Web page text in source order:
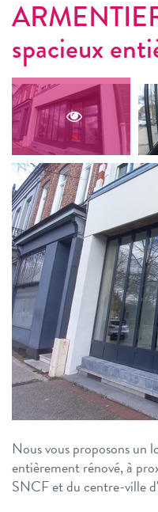
spacieux
Nous vous proposons un
entièrement rénové, à
SNCF et du centre-ville